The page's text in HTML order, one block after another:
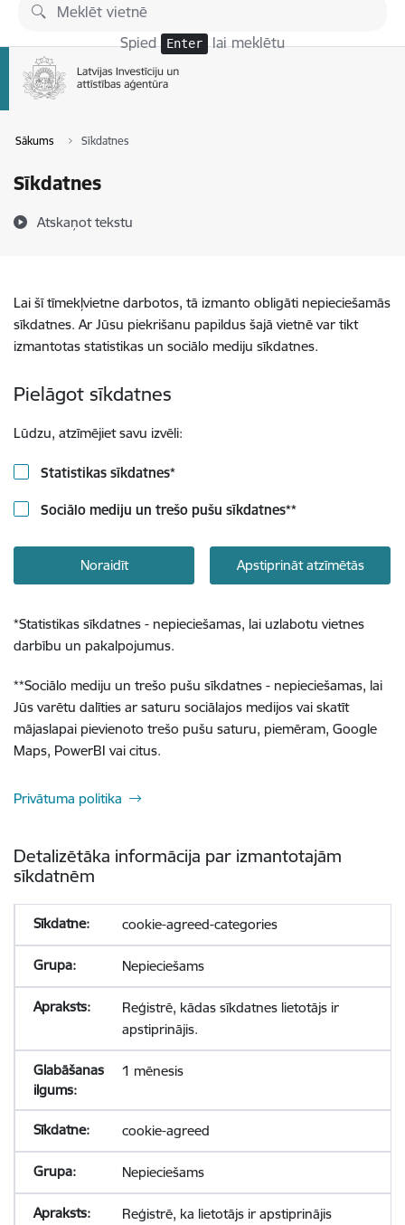
Pāriet uz lapas saturu
Spied Enter lai meklētu
Sākums Sīkdatnes
Sīkdatnes
Atskaņot tekstu
Lai šī tīmekļvietne darbotos, tā izmanto obligāti nepieciešamās
sīkdatnes. Ar Jūsu piekrišanu papildus šajā vietnē var tikt
izmantotas statistikas un sociālo mediju sīkdatnes.
Pielāgot sīkdatnes
Lūdzu, atzīmējiet savu izvēli:
Statistikas sīkdatnes*
Sociālo mediju un trešo pušu sīkdatnes**
Noraidīt Apstiprināt atzīmētās
*Statistikas sīkdatnes - nepieciešamas, lai uzlabotu vietnes
darbību un pakalpojumus.
**Sociālo mediju un trešo pušu sīkdatnes - nepieciešamas, lai
Jūs varētu dalīties ar saturu sociālajos medijos vai skatīt
mājaslapai pievienoto trešo pušu saturu, piemēram, Google
Maps, PowerBI vai citus.
Privātuma politika
Detalizētāka informācija par izmantotajām
sīkdatnēm
cookie-agreed-categories
Nepieciešams
Reģistrē, kādas sīkdatnes lietotājs ir
apstiprinājis.
1 mēnesis
cookie-agreed
Nepieciešams
Reģistrē, ka lietotājs ir apstiprinājis